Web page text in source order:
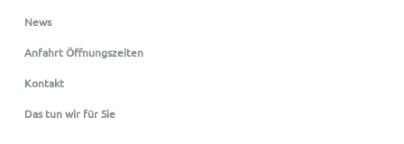
News
Anfahrt Öffnungszeiten
Kontakt
Das tun wir für Sie